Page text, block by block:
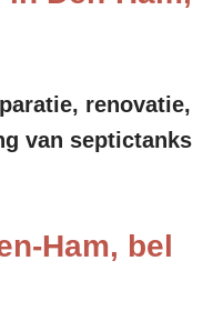
renovatie,
van septictanks
Ham, bel